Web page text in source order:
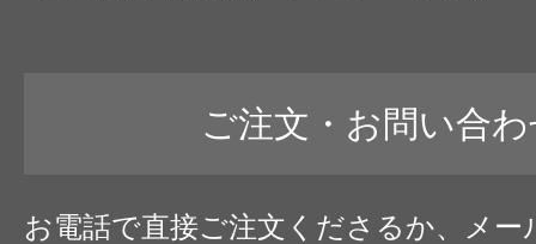
ご注文・お問い合
お電話で直接ご注文くださるか、メー